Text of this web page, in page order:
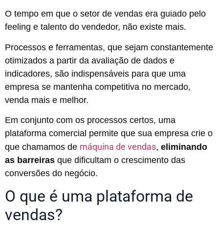
O tempo em que o setor de vendas era guiado pelo
feeling e talento do vendedor, não existe mais.
Processos e ferramentas, que sejam constantemente
otimizados a partir da avaliação de dados e
indicadores, são indispensáveis para que uma
empresa se mantenha competitiva no mercado,
venda mais e melhor.
Em conjunto com os processos certos, uma
plataforma comercial permite que sua empresa crie o
que chamamos de máquina de vendas, eliminando
as barreiras que dificultam o crescimento das
conversões do negócio.
O que é uma plataforma de
vendas?